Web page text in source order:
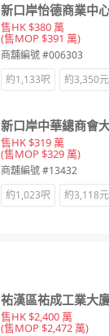
新口岸怡德商業中
售HK $380 萬
(售MOP $391 萬)
商舖編號 #006303
約1,133呎
約3,350
新口岸中華總商會
售HK $319 萬
(售MOP $329 萬)
商舖編號 #13432
約1,023呎
約3,118
祐漢區祐成工業大
售HK $2,400 萬
(售MOP $2,472 萬)